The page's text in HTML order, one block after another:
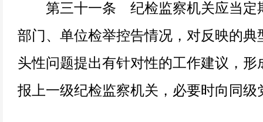
第三十一条 纪检监察机关应当定
部门、单位检举控告情况，对反映的典
头性问题提出有针对性的工作建议，形
报上一级纪检监察机关，必要时向同级